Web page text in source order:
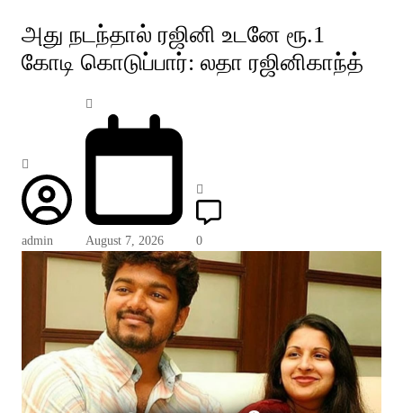
அது நடந்தால் ரஜினி உடனே ரூ.1
கோடி கொடுப்பார்: லதா ரஜினிகாந்த்
admin August 7, 2026 0